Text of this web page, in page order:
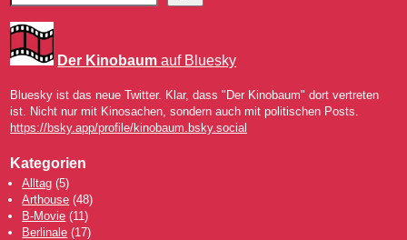
Der Kinobaum auf Bluesky
Bluesky ist das neue Twitter. Klar, dass "Der Kinobaum" dort vertreten
ist. Nicht nur mit Kinosachen, sondern auch mit politischen Posts.
https://bsky.app/profile/kinobaum.bsky.social
Kategorien
Alltag (5)
Arthouse (48)
B-Movie (11)
Berlinale (17)